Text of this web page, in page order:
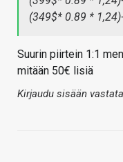
(349$* 0.89 *
Suurin piirtein 1:1
mitään 50€ lisiä
Kirjaudu sisään